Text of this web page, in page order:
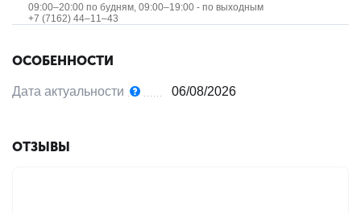
09:00–20:00 по будням, 09:00–19:00 - по выходным
+7 (7162) 44‒11‒43
ОСОБЕННОСТИ
Дата актуальности 06/08/2026
ОТЗЫВЫ